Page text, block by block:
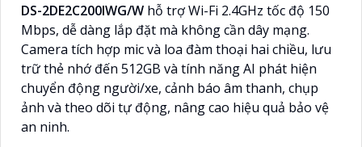
DS-2DE2C200IWG/W hỗ trợ Wi-Fi 2.4GHz tốc độ 150
Mbps, dễ dàng lắp đặt mà không cần dây mạng.
Camera tích hợp mic và loa đàm thoại hai chiều, lưu
trữ thẻ nhớ đến 512GB và tính năng AI phát hiện
chuyển động người/xe, cảnh báo âm thanh, chụp
ảnh và theo dõi tự động, nâng cao hiệu quả bảo vệ
an ninh.